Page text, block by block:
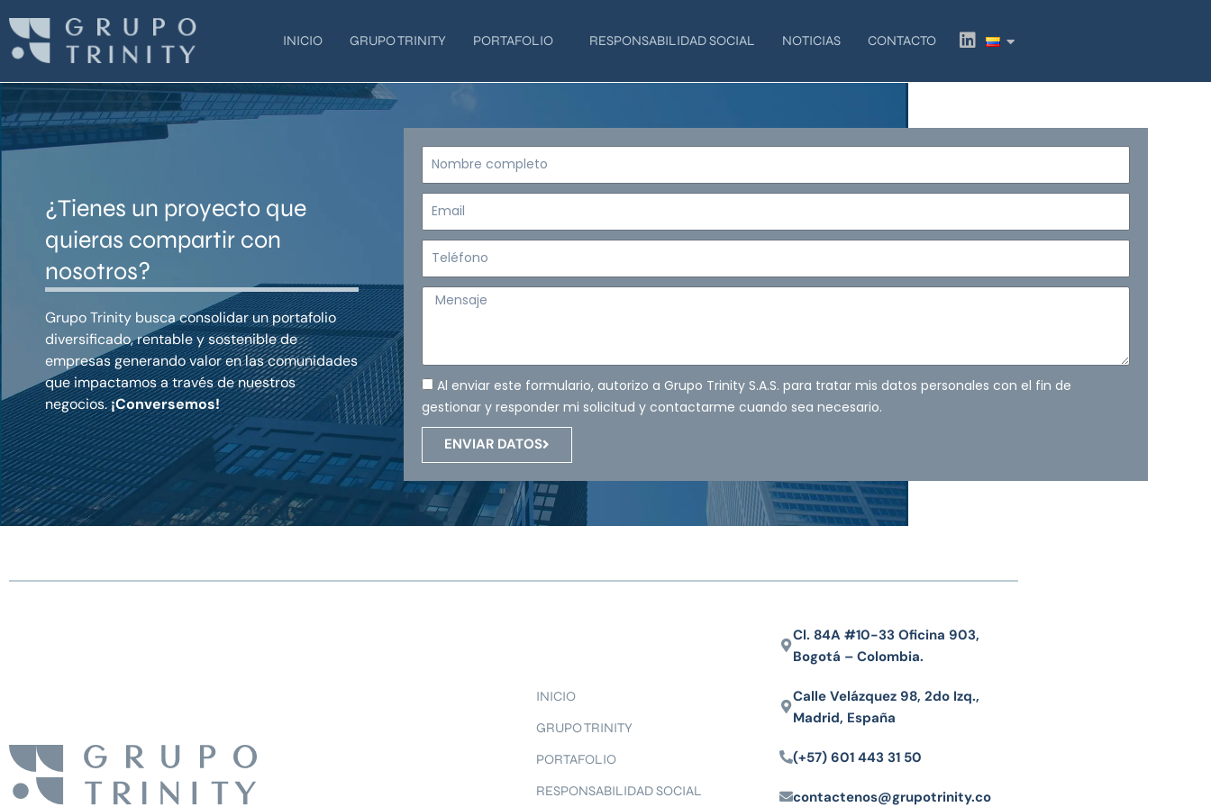
contenido
INICIO GRUPO TRINITY PORTAFOLIO RESPONSABILIDAD SOCIAL NOTICIAS CONTACTO
L
i
k
¿Tienes un proyecto que
quieras compartir con
nosotros?
Grupo Trinity busca consolidar un portafolio
diversificado, rentable y sostenible de
empresas generando valor en las comunidades
que impactamos a través de nuestros
negocios.¡Conversemos!
Nombre
Email
Teléfono
Mensaje
Al enviar este formulario, autorizo a Grupo Trinity S.A.S. para tratar mis datos personales con el fin de
gestionar y responder mi solicitud y contactarme cuando sea necesario.
ENVIAR DATOS
INICIO
GRUPO TRINITY
PORTAFOLIO
RESPONSABILIDAD SOCIAL
Cl. 84A #10-33 Oficina 903,
Bogotá – Colombia.
Calle Velázquez 98, 2do Izq.,
Madrid, España
(+57) 601 443 31 50
contactenos@grupotrinity.co